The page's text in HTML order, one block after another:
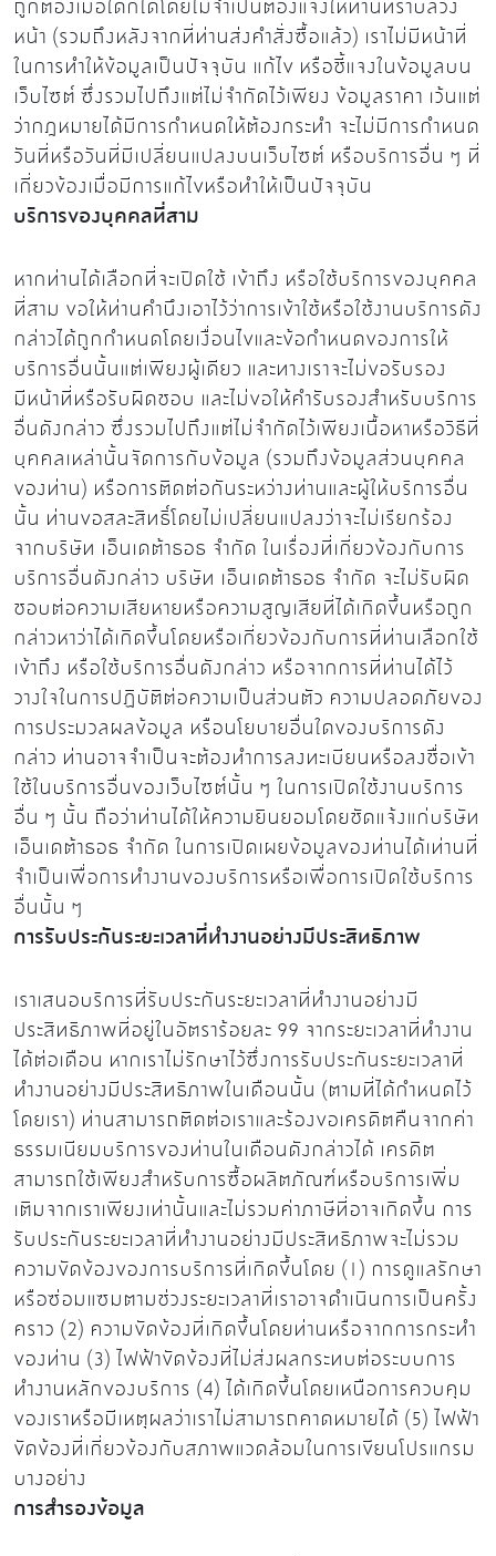
ถูกต้องเมื่อใดก็ได้โดยไม่จำเป็นต้องแจ้งให้ท่านทราบล่วง
หน้า (รวมถึงหลังจากที่ท่านส่งคำสั่งซื้อแล้ว) เราไม่มีหน้าที่
ในการทำให้ข้อมูลเป็นปัจจุบัน แก้ไข หรือชี้แจงในข้อมูลบน
เว็บไซต์ ซึ่งรวมไปถึงแต่ไม่จำกัดไว้เพียง ข้อมูลราคา เว้นแต่
ว่ากฎหมายได้มีการกำหนดให้ต้องกระทำ จะไม่มีการกำหนด
วันที่หรือวันที่มีเปลี่ยนแปลงบนเว็บไซต์ หรือบริการอื่น ๆ ที่
เกี่ยวข้องเมื่อมีการแก้ไขหรือทำให้เป็นปัจจุบัน
บริการของบุคคลที่สาม
หากท่านได้เลือกที่จะเปิดใช้ เข้าถึง หรือใช้บริการของบุคคล
ที่สาม ขอให้ท่านคำนึงเอาไว้ว่าการเข้าใช้หรือใช้งานบริการดัง
กล่าวได้ถูกกำหนดโดยเงื่อนไขและข้อกำหนดของการให้
บริการอื่นนั้นแต่เพียงผู้เดียว และทางเราจะไม่ขอรับรอง
มีหน้าที่หรือรับผิดชอบ และไม่ขอให้คำรับรองสำหรับบริการ
อื่นดังกล่าว ซึ่งรวมไปถึงแต่ไม่จำกัดไว้เพียงเนื้อหาหรือวิธีที่
บุคคลเหล่านั้นจัดการกับข้อมูล (รวมถึงข้อมูลส่วนบุคคล
ของท่าน) หรือการติดต่อกันระหว่างท่านและผู้ให้บริการอื่น
นั้น ท่านขอสละสิทธิ์โดยไม่เปลี่ยนแปลงว่าจะไม่เรียกร้อง
จากบริษัท เอ็นเดต้าธอธ จำกัด ในเรื่องที่เกี่ยวข้องกับการ
บริการอื่นดังกล่าว บริษัท เอ็นเดต้าธอธ จำกัด จะไม่รับผิด
ชอบต่อความเสียหายหรือความสูญเสียที่ได้เกิดขึ้นหรือถูก
กล่าวหาว่าได้เกิดขึ้นโดยหรือเกี่ยวข้องกับการที่ท่านเลือกใช้
เข้าถึง หรือใช้บริการอื่นดังกล่าว หรือจากการที่ท่านได้ไว้
วางใจในการปฏิบัติต่อความเป็นส่วนตัว ความปลอดภัยของ
การประมวลผลข้อมูล หรือนโยบายอื่นใดของบริการดัง
กล่าว ท่านอาจจำเป็นจะต้องทำการลงทะเบียนหรือลงชื่อเข้า
ใช้ในบริการอื่นของเว็บไซต์นั้น ๆ ในการเปิดใช้งานบริการ
อื่น ๆ นั้น ถือว่าท่านได้ให้ความยินยอมโดยชัดแจ้งแก่บริษัท
เอ็นเดต้าธอธ จำกัด ในการเปิดเผยข้อมูลของท่านได้เท่านที่
จำเป็นเพื่อการทำงานของบริการหรือเพื่อการเปิดใช้บริการ
อื่นนั้น ๆ
การรับประกันระยะเวลาที่ทำงานอย่างมีประสิทธิภาพ
เราเสนอบริการที่รับประกันระยะเวลาที่ทำงานอย่างมี
ประสิทธิภาพที่อยู่ในอัตราร้อยละ 99 จากระยะเวลาที่ทำงาน
ได้ต่อเดือน หากเราไม่รักษาไว้ซึ่งการรับประกันระยะเวลาที่
ทำงานอย่างมีประสิทธิภาพในเดือนนั้น (ตามที่ได้กำหนดไว้
โดยเรา) ท่านสามารถติดต่อเราและร้องขอเครดิตคืนจากค่า
ธรรมเนียมบริการของท่านในเดือนดังกล่าวได้ เครดิต
สามารถใช้เพียงสำหรับการซื้อผลิตภัณฑ์หรือบริการเพิ่ม
เติมจากเราเพียงเท่านั้นและไม่รวมค่าภาษีที่อาจเกิดขึ้น การ
รับประกันระยะเวลาที่ทำงานอย่างมีประสิทธิภาพจะไม่รวม
ความขัดข้องของการบริการที่เกิดขึ้นโดย (1) การดูแลรักษา
หรือซ่อมแซมตามช่วงระยะเวลาที่เราอาจดำเนินการเป็นครั้ง
คราว (2) ความขัดข้องที่เกิดขึ้นโดยท่านหรือจากการกระทำ
ของท่าน (3) ไฟฟ้าขัดข้องที่ไม่ส่งผลกระทบต่อระบบการ
ทำงานหลักของบริการ (4) ได้เกิดขึ้นโดยเหนือการควบคุม
ของเราหรือมีเหตุผลว่าเราไม่สามารถคาดหมายได้ (5) ไฟฟ้า
ขัดข้องที่เกี่ยวข้องกับสภาพแวดล้อมในการเขียนโปรแกรม
บางอย่าง
การสำรองข้อมูล